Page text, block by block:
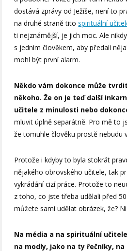
dostává zprávy od Ježíše, není to
na druhé straně tito spirituální
ti nejznámější, je jich moc. Ale
s jedním člověkem, aby předali
mohl být první alarm.
Někdo vám dokonce může
někoho. Že on je teď další
učitele z minulosti nebo
mluvit úplně separátně. Pro mě to
že tomuhle člověku prostě nebudu
Protože i kdyby to byla stokrát
nějakého obrovského učitele, tak
vykrádání cizí práce. Protože to
z toho, co jste třeba udělali před
můžete sami udělat obrázek, že?
Na média a na spirituální
na modly, jako na ty řečníky,